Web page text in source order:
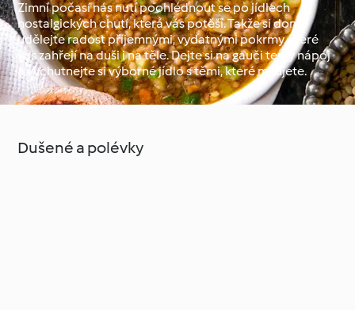
Zimní počasí nás nutí poohlédnout se po jídlech
nostalgických chutí, která vás potěší. Takže si doma
udělejte radost příjemnými, vydatnými pokrmy, které
vás zahřejí na duši i na těle. Dejte si na gauči teplý nápoj
a vychutnejte si výborné jídlo s těmi, které milujete.
Dušené a polévky